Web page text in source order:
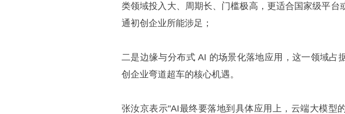
类领域投入大、周期长、门槛极高，更适合国家级平台
通初创企业所能涉足；
二是边缘与分布式 AI 的场景化落地应用，这一领域占
创企业弯道超车的核心机遇。
张汝京表示"AI最终要落地到具体应用上，云端大模型